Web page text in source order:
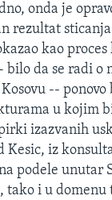
onda je
rezultat
kao
bilo da se radi o
-- ponovo
u kojim
izazvanih
Kesic, iz
podele unutar
tako i u domenu